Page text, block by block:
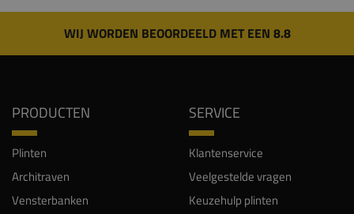
WIJ WORDEN BEOORDEELD MET EEN 8.8
PRODUCTEN
Plinten
Architraven
Vensterbanken
SERVICE
Klantenservice
Veelgestelde vragen
Keuzehulp plinten